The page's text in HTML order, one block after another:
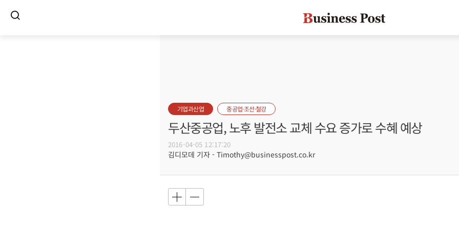
기업과산업 중공업·조선·철강
두산중공업, 노후 발전소 교체 수요 증가로 수혜 예상
2016-04-05 12:17:20
김디모데 기자 - Timothy@businesspost.co.kr